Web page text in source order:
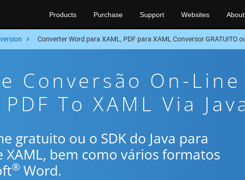
Products Purchase Support Websites About
Converter Word para XAML, PDF para XAML Conversor GRATUITO
Conversão On-Line
To XAML Via
gratuito ou o SDK do Java para
XAML, bem como vários formatos
® Word.